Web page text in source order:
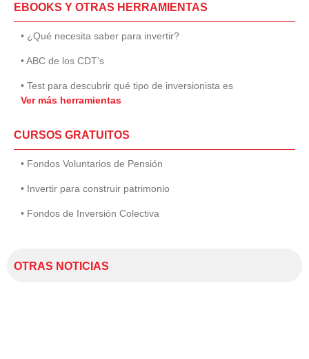
EBOOKS Y OTRAS HERRAMIENTAS
• ¿Qué necesita saber para invertir?
• ABC de los CDT’s
• Test para descubrir qué tipo de inversionista es
Ver más herramientas
CURSOS GRATUITOS
• Fondos Voluntarios de Pensión
• Invertir para construir patrimonio
• Fondos de Inversión Colectiva
OTRAS NOTICIAS